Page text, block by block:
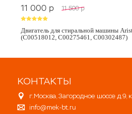
11 000 p 11 500 p
Двигатель для стиральной машины
(C00518012, C00275461, C00302487)
КОНТАКТЫ
г.Москва, Загородное шоссе д.9,
info@mek-bt.ru